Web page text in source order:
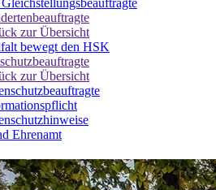
zur Übersicht
bewegt den HSK
zur Übersicht
Ehrenamt